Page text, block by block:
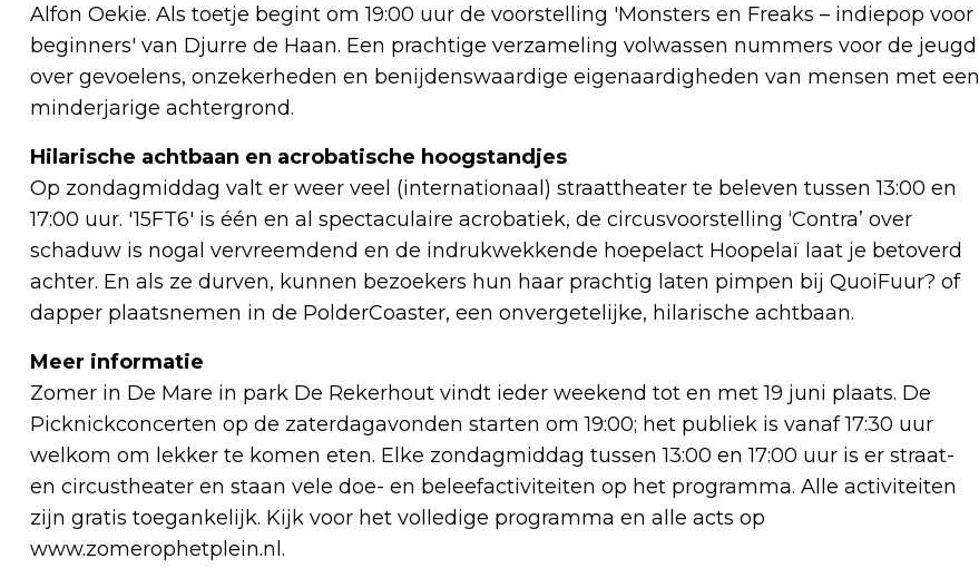
Alfon Oekie. Als toetje begint om 19:00 uur de voorstelling 'Monsters en Freaks – indiepop voor
beginners' van Djurre de Haan. Een prachtige verzameling volwassen nummers voor de jeugd
over gevoelens, onzekerheden en benijdenswaardige eigenaardigheden van mensen met een
minderjarige achtergrond.
Hilarische achtbaan en acrobatische hoogstandjes
Op zondagmiddag valt er weer veel (internationaal) straattheater te beleven tussen 13:00 en
17:00 uur. '15FT6' is één en al spectaculaire acrobatiek, de circusvoorstelling ‘Contra’ over
schaduw is nogal vervreemdend en de indrukwekkende hoepelact Hoopelaï laat je betoverd
achter. En als ze durven, kunnen bezoekers hun haar prachtig laten pimpen bij QuoiFuur? of
dapper plaatsnemen in de PolderCoaster, een onvergetelijke, hilarische achtbaan.
Meer informatie
Zomer in De Mare in park De Rekerhout vindt ieder weekend tot en met 19 juni plaats. De
Picknickconcerten op de zaterdagavonden starten om 19:00; het publiek is vanaf 17:30 uur
welkom om lekker te komen eten. Elke zondagmiddag tussen 13:00 en 17:00 uur is er straat-
en circustheater en staan vele doe- en beleefactiviteiten op het programma. Alle activiteiten
zijn gratis toegankelijk. Kijk voor het volledige programma en alle acts op
www.zomerophetplein.nl.